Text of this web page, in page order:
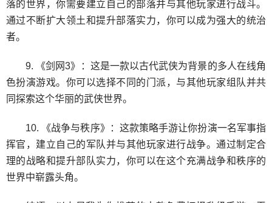
落的世界，你需要建立自己的部落并与其他玩家进行战斗。
通过不断扩大领土和提升部落实力，你可以成为强大的统治
者。
9. 《剑网3》：这是一款以古代武侠为背景的多人在线角
色扮演游戏。你可以选择不同的门派，与其他玩家组队并共
同探索这个华丽的武侠世界。
10. 《战争与秩序》：这款策略手游让你扮演一名军事指
挥官，建立自己的军队并与其他玩家进行战争。通过制定合
理的战略和提升部队实力，你可以在这个充满战争和秩序的
世界中崭露头角。